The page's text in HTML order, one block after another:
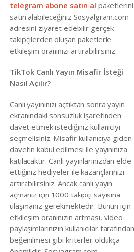
telegram abone satın al paketlerini
satın alabileceğiniz Sosyalgram.com
adresini ziyaret edebilir gerçek
takipçilerden oluşan paketlerle
etkileşim oranınızı artırabilirsiniz.
TikTok Canlı Yayın Misafir İsteği
Nasıl Açılır?
Canlı yayınınızı açtıktan sonra yayın
ekranındaki sonsuzluk işaretinden
davet etmek istediğiniz kullanıcıyı
seçmelisiniz. Misafir kullanıcıya giden
davetin kabul edilmesi ile yayınınıza
katılacaktır. Canlı yayınlarınızdan elde
ettiğiniz hediyeler ile kazançlarınızı
artırabilirsiniz. Ancak canlı yayın
açmanız için 1000 takipçi sayısına
ulaşmanız gerekmektedir. Bunun için
etkileşim oranınızın artması, video
paylaşımlarınızın kullanıcılar tarafından
beğenilmesi gibi kriterler oldukça